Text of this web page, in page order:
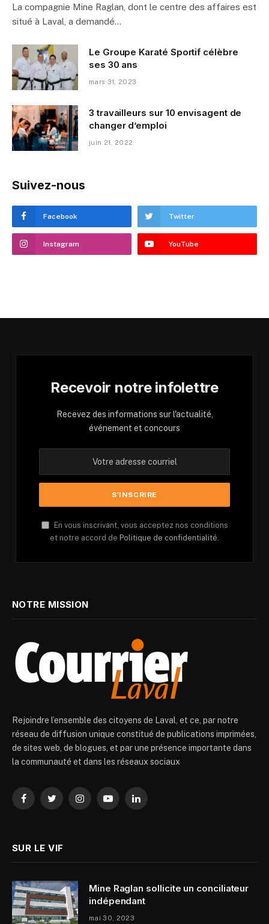
La compagnie Mine Raglan, dont le centre des affaires est
situé à Laval, a demandé…
Le Groupe Karaté Sportif célèbre
ses 30 ans
mars 31, 2023
3 travailleurs sur 10 envisagent de
changer d’emploi
juin 21, 2022
Suivez-nous
Facebook Twitter
Instagram YouTube
Recevoir notre infolettre
Recevez des informations sur l'actualité,
événement et concours
En vous inscrivant, vous acceptez nos conditions
et notre accord de Politique de confidentialité.
NOTRE MISSION
Rejoindre l’ensemble des citoyens de Laval, et ce, par notre
réseau de diffusion unique constitué de publications imprimées,
de sites web, de blogues, et par une présence importante dans
la communauté et dans les réseaux sociaux
FacebookTwitterInstagramYouTubeLinkedIn
SUR LE VIF
Mine Raglan sollicite un conciliateur
indépendant
mai 30, 2023